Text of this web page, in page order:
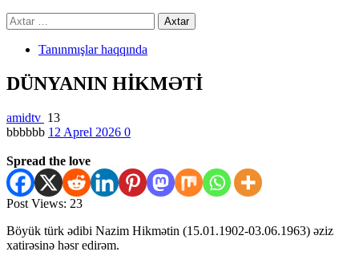
Axtarış:
Tanınmışlar haqqında
DÜNYANIN HİKMƏTİ
amidtv 13
bbbbbb 12 Aprel 2026 0
Spread the love
Post Views: 23
Böyük türk ədibi Nazim Hikmətin (15.01.1902-03.06.1963) əziz
xatirəsinə həsr edirəm.